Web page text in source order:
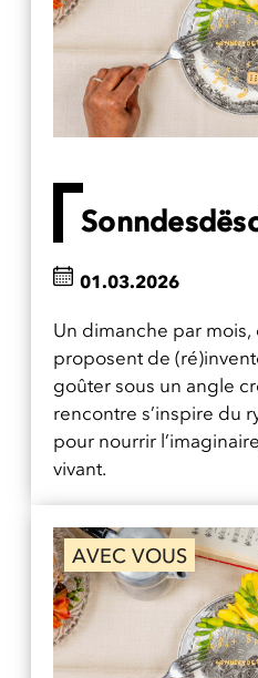
Un dimanche par mois,
proposent de
goûter sous un angle
rencontre s’inspire du
pour nourrir
vivant.
01.03.2026
AVEC VOUS